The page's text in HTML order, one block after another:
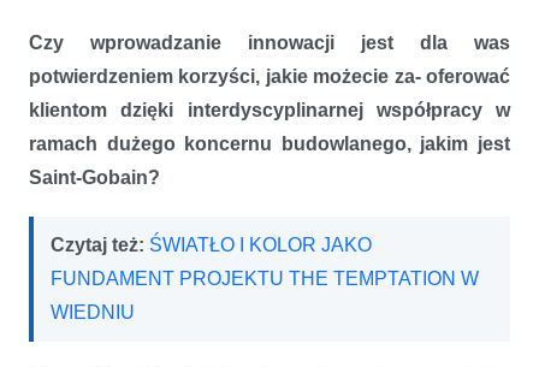
Czy wprowadzanie innowacji jest dla was
potwierdzeniem korzyści, jakie możecie za- oferować
klientom dzięki interdyscyplinarnej współpracy w
ramach dużego koncernu budowlanego, jakim jest
Saint-Gobain?
Czytaj też: ŚWIATŁO I KOLOR JAKO
FUNDAMENT PROJEKTU THE TEMPTATION W
WIEDNIU